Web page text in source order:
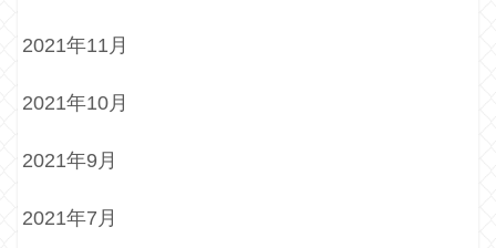
2021年11月
2021年10月
2021年9月
2021年7月